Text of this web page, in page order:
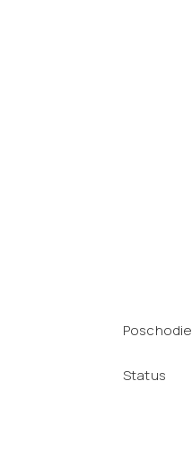
Poschodie
Status